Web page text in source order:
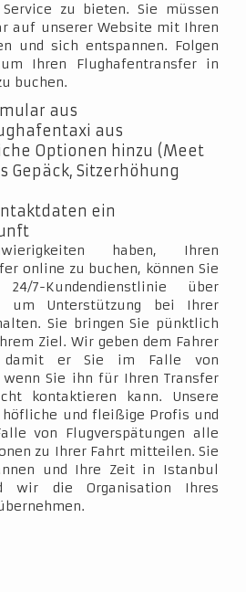
zu bieten. Sie müssen
auf unserer Website mit Ihren
und sich entspannen. Folgen
Ihren Flughafentransfer in
buchen.
aus
aus
Optionen hinzu (Meet
Gepäck, Sitzerhöhung
ein
haben, Ihren
online zu buchen, können Sie
7-Kundendienstlinie über
um Unterstützung bei Ihrer
Sie bringen Sie pünktlich
Ziel. Wir geben dem Fahrer
damit er Sie im Falle von
wenn Sie ihn für Ihren Transfer
kontaktieren kann. Unsere
höfliche und fleißige Profis und
von Flugverspätungen alle
zu Ihrer Fahrt mitteilen. Sie
und Ihre Zeit in Istanbul
wir die Organisation Ihres